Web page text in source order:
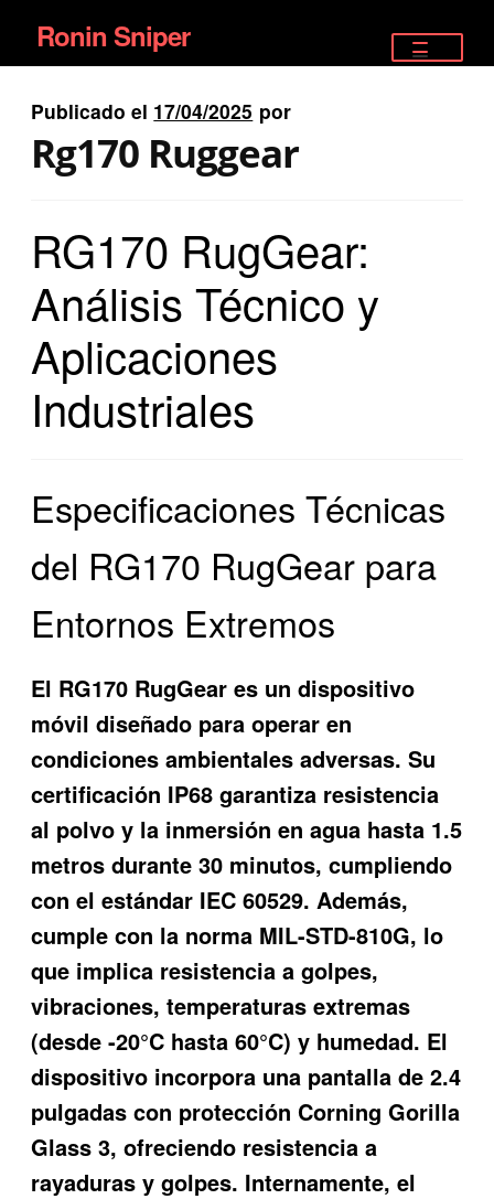
Ir
a
la
navegación
Ir
al
contenido
Ronin Sniper
PISTOLAS
RIFLES DEPORTIVOS
SATELITALES
Publicado el 17/04/2025 por
Rg170 Ruggear
RG170 RugGear:
Análisis Técnico y
Aplicaciones
Industriales
Especificaciones Técnicas
del RG170 RugGear para
Entornos Extremos
El RG170 RugGear es un dispositivo
móvil diseñado para operar en
condiciones ambientales adversas. Su
certificación IP68 garantiza resistencia
al polvo y la inmersión en agua hasta 1.5
metros durante 30 minutos, cumpliendo
con el estándar IEC 60529. Además,
cumple con la norma MIL-STD-810G, lo
que implica resistencia a golpes,
vibraciones, temperaturas extremas
(desde -20°C hasta 60°C) y humedad. El
dispositivo incorpora una pantalla de 2.4
pulgadas con protección Corning Gorilla
Glass 3, ofreciendo resistencia a
rayaduras y golpes. Internamente, el